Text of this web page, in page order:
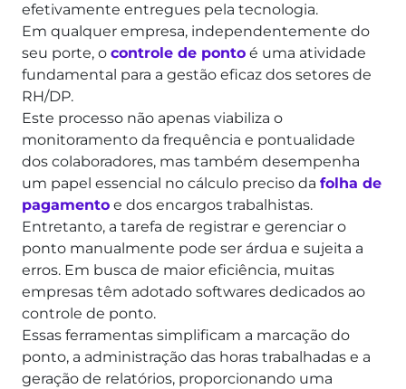
efetivamente entregues pela tecnologia.
Em qualquer empresa, independentemente do
seu porte, o controle de ponto é uma atividade
fundamental para a gestão eficaz dos setores de
RH/DP.
Este processo não apenas viabiliza o
monitoramento da frequência e pontualidade
dos colaboradores, mas também desempenha
um papel essencial no cálculo preciso da folha de
pagamento e dos encargos trabalhistas.
Entretanto, a tarefa de registrar e gerenciar o
ponto manualmente pode ser árdua e sujeita a
erros. Em busca de maior eficiência, muitas
empresas têm adotado softwares dedicados ao
controle de ponto.
Essas ferramentas simplificam a marcação do
ponto, a administração das horas trabalhadas e a
geração de relatórios, proporcionando uma